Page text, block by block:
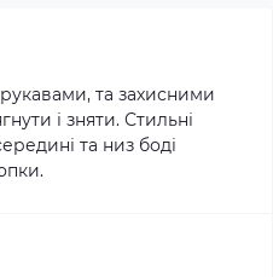
та захисними
і зняти. Стильні
та низ боді